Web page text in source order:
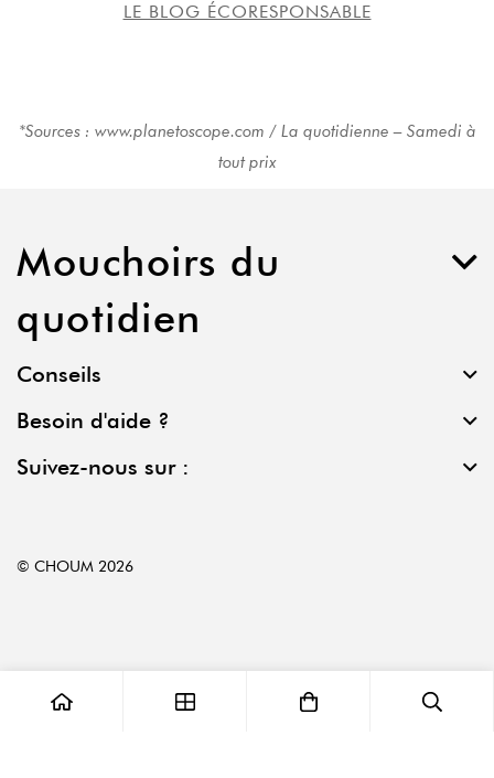
LE BLOG ÉCORESPONSABLE
*Sources : www.planetoscope.com / La quotidienne – Samedi à
tout prix
Mouchoirs du
quotidien
Conseils
Besoin d'aide ?
Suivez-nous sur :
© CHOUM 2026